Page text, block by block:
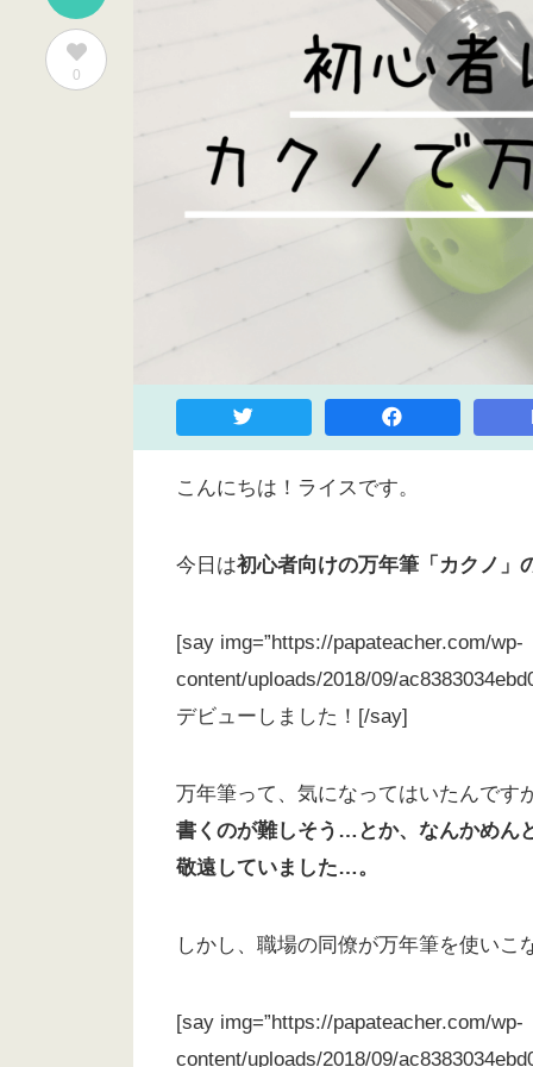
0
こんにちは！ライスです。
今日は初心者向けの万年筆「カクノ」
[say img=”https://papateacher.com/wp-
content/uploads/2018/09/
デビューしました！[/say]
万年筆って、気になってはいたんです
書くのが難しそう…とか、なんかめ
敬遠していました…。
しかし、職場の同僚が万年筆を使い
[say img=”https://papateacher.com/wp-
content/uploads/2018/09/